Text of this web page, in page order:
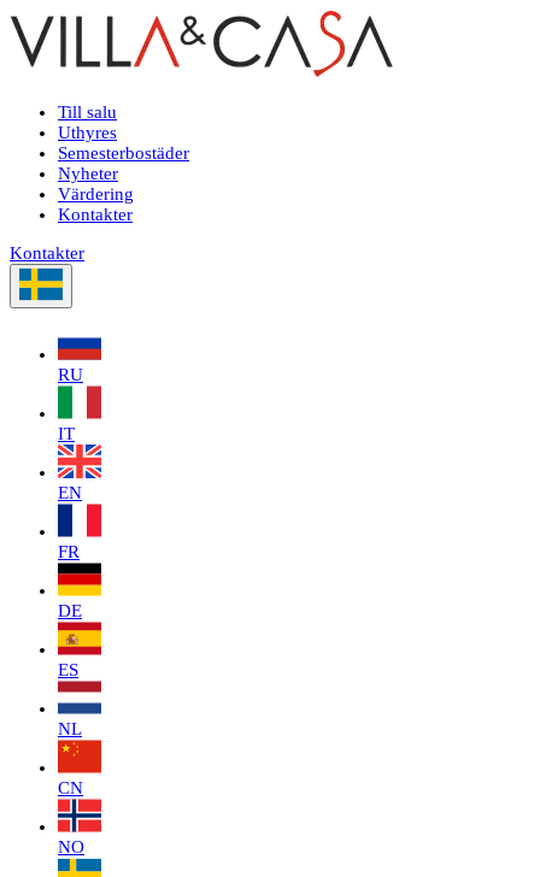
Till salu
Uthyres
Semesterbostäder
Nyheter
Värdering
Kontakter
Kontakter
RU
IT
EN
FR
DE
ES
NL
CN
NO